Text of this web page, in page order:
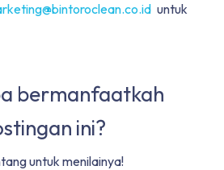
untuk
bermanfaatkah
ini?
untuk menilainya!